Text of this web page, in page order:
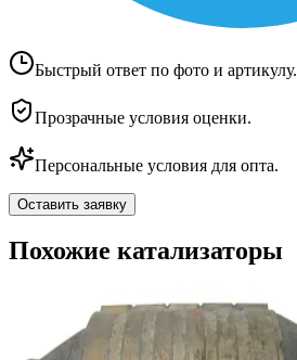
Быстрый ответ по фото и артикулу.
Прозрачные условия оценки.
Персональные условия для опта.
Оставить заявку
Похожие катализаторы